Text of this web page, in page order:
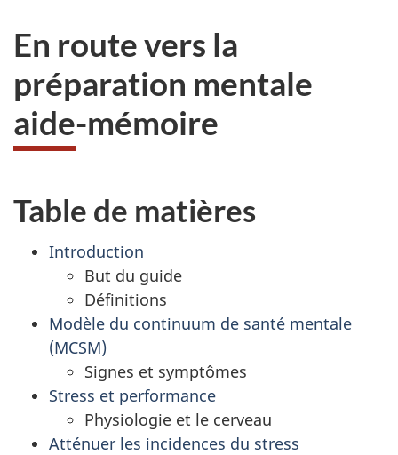
En route vers la
préparation mentale
aide-mémoire
Table de matières
Introduction
But du guide
Définitions
Modèle du continuum de santé mentale
(MCSM)
Signes et symptômes
Stress et performance
Physiologie et le cerveau
Atténuer les incidences du stress